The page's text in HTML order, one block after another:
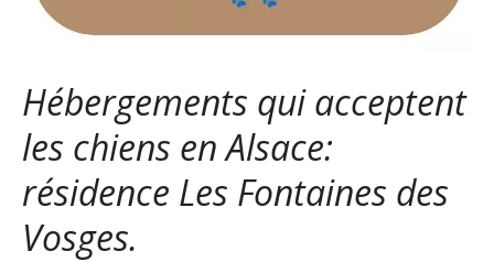
Hébergements qui acceptent
les chiens en Alsace:
résidence Les Fontaines des
Vosges.